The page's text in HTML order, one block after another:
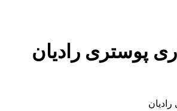
پوستری رادیان